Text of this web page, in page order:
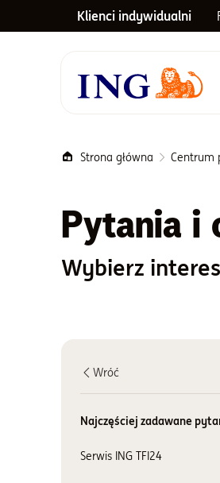
Klienci indywidualni
Menu główne
Strona główna Centrum
Pytania i
Wybierz
Wróć
Najczęściej zadawane
Serwis ING TFI24